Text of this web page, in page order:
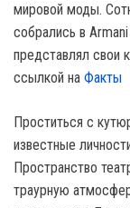
мировой моды.
собрались в
представлял свои
ссылкой на Факты
Проститься с
известные
Пространство
траурную